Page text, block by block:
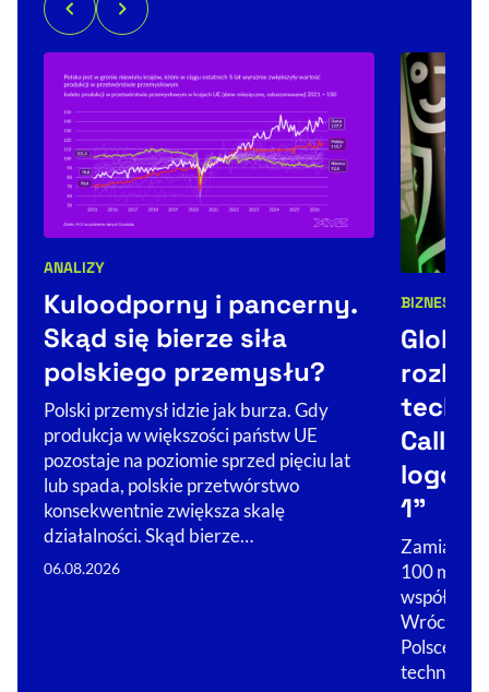
ANALIZY
Kuloodporny i pancerny.
Skąd się bierze siła
polskiego przemysłu?
Polski przemysł idzie jak burza. Gdy
produkcja w większości państw UE
pozostaje na poziomie sprzed pięciu lat
lub spada, polskie przetwórstwo
konsekwentnie zwiększa skalę
działalności. Skąd bierze…
06.08.2026
Kategorie
BIZNES
logo
1”
Zamiast
100 mln
Wrócił do
Polsce